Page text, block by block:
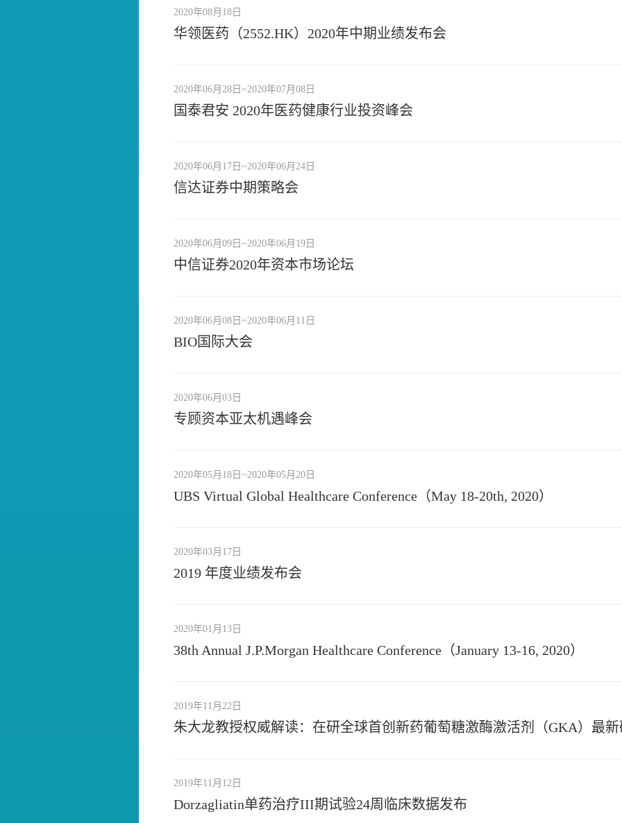
2020年08月18日
华领医药（2552.HK）2020年中期业绩发布会
2020年06月28日~2020年07月08日
国泰君安 2020年医药健康行业投资峰会
2020年06月17日~2020年06月24日
信达证券中期策略会
2020年06月09日~2020年06月19日
中信证券2020年资本市场论坛
2020年06月08日~2020年06月11日
BIO国际大会
2020年06月03日
专顾资本亚太机遇峰会
2020年05月18日~2020年05月20日
UBS Virtual Global Healthcare Conference（May 18-20th, 2020）
2020年03月17日
2019 年度业绩发布会
2020年01月13日
38th Annual J.P.Morgan Healthcare Conference（January 13-16, 2020）
2019年11月22日
朱大龙教授权威解读：在研全球首创新药葡萄糖激酶激活剂（GKA）最
2019年11月12日
Dorzagliatin单药治疗III期试验24周临床数据发布